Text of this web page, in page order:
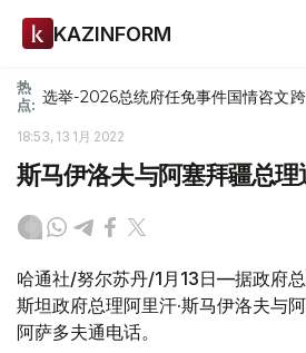
KAZINFORM
热
点: 选举-2026总统府任免事件国情咨文
18:53, 13 1月 2022
斯马伊洛夫与阿塞拜疆总理
哈通社/努尔苏丹/1月13日—据政府
斯坦政府总理阿里汗·斯马伊洛夫与
阿萨多夫通电话。